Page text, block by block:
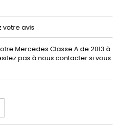
votre avis
Mercedes Classe A de 2013 à
pas à nous contacter si vous